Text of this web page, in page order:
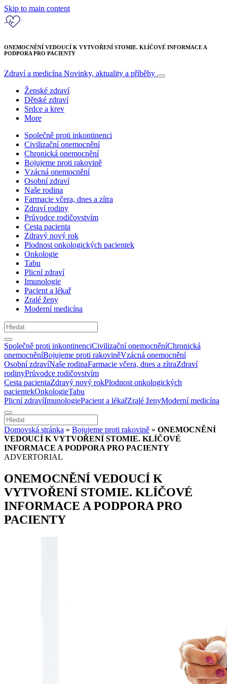
Skip to main content
ONEMOCNĚNÍ VEDOUCÍ K VYTVOŘENÍ STOMIE. KLÍČOVÉ INFORMACE A
PODPORA PRO PACIENTY
Zdraví a medicína Novinky, aktuality a příběhy
Ženské zdraví
Dětské zdraví
Srdce a krev
More
Společně proti inkontinenci
Civilizační onemocnění
Chronická onemocnění
Bojujeme proti rakovině
Vzácná onemocnění
Osobní zdraví
Naše rodina
Farmacie včera, dnes a zítra
Zdraví rodiny
Průvodce rodičovstvím
Cesta pacienta
Zdravý nový rok
Plodnost onkologických pacientek
Onkologie
Tabu
Plicní zdraví
Imunologie
Pacient a lékař
Zralé ženy
Moderní medicína
Společně proti inkontinenciCivilizační onemocněníChronická
onemocněníBojujeme proti rakoviněVzácná onemocnění
Osobní zdravíNaše rodinaFarmacie včera, dnes a zítraZdraví
rodinyPrůvodce rodičovstvím
Cesta pacientaZdravý nový rokPlodnost onkologických
pacientekOnkologieTabu
Plicní zdravíImunologiePacient a lékařZralé ženyModerní medicína
Domovská stránka » Bojujeme proti rakovině » ONEMOCNĚNÍ
VEDOUCÍ K VYTVOŘENÍ STOMIE. KLÍČOVÉ
INFORMACE A PODPORA PRO PACIENTY
ADVERTORIAL
ONEMOCNĚNÍ VEDOUCÍ K
VYTVOŘENÍ STOMIE. KLÍČOVÉ
INFORMACE A PODPORA PRO
PACIENTY